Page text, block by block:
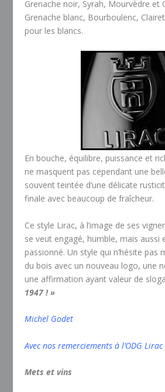
Grenache noir, Syrah, Mourvèdre et
Grenache blanc, Bourboulenc,
pour les blancs.
En bouche, équilibre, puissance et
ne masquent pas cependant une
souvent teintée d’une délicate
finale avec beaucoup de fraîcheur.
Ce style Lirac, à l’image de ses
se veut engagé, humble, mais aussi
passionné. Un style qui n’hésite pas
du bois avec un nouveau logo, une
une affirmation ayant valeur de
1947 ! »
Michel Godet
Avec nos remerciements à l’ODG
Mets et vins